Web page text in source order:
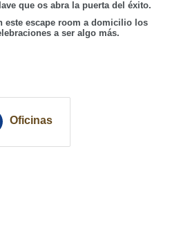
que os abra la puerta del éxito.
este escape room a domicilio los
a ser algo más.
Oficinas